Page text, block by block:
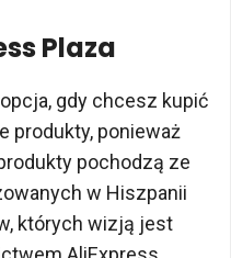
Plaza
gdy chcesz kupić
produkty, ponieważ
pochodzą ze
w Hiszpanii
których wizją jest